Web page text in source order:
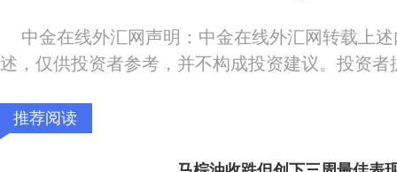
中金在线外汇网声明：中金在线外汇网转载上
述，仅供投资者参考，并不构成投资建议。投资
推荐阅读